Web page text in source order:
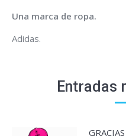
Una marca de ropa.
Adidas.
Entradas
GRACIAS